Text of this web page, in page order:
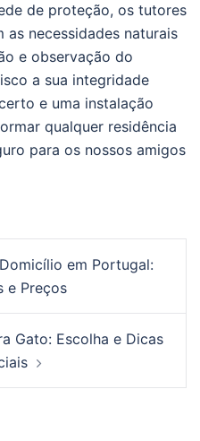
de proteção, os tutores
as necessidades naturais
e observação do
a sua integridade
e uma instalação
qualquer residência
para os nossos amigos
em Portugal:
e Preços
Gato: Escolha e Dicas